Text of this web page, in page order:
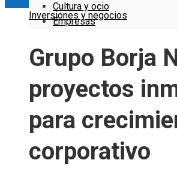
Cultura y ocio
Empresas
Inversiones y negocios
Grupo Borja
proyectos
para
corporativo